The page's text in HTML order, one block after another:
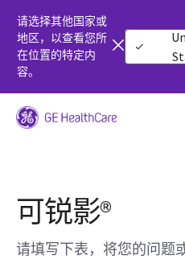
请选择其他国家或
地区，以查看您所
在位置的特定内
容。
可锐影®
请填写下表，将您的问题